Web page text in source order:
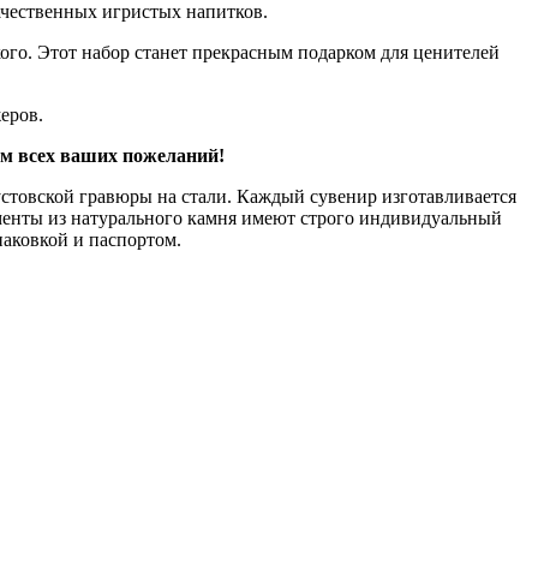
игристых напитков.
Этот набор станет прекрасным подарком для ценителей
всех ваших пожеланий!
гравюры на стали. Каждый сувенир изготавливается
из натурального камня имеют строго индивидуальный
и паспортом.